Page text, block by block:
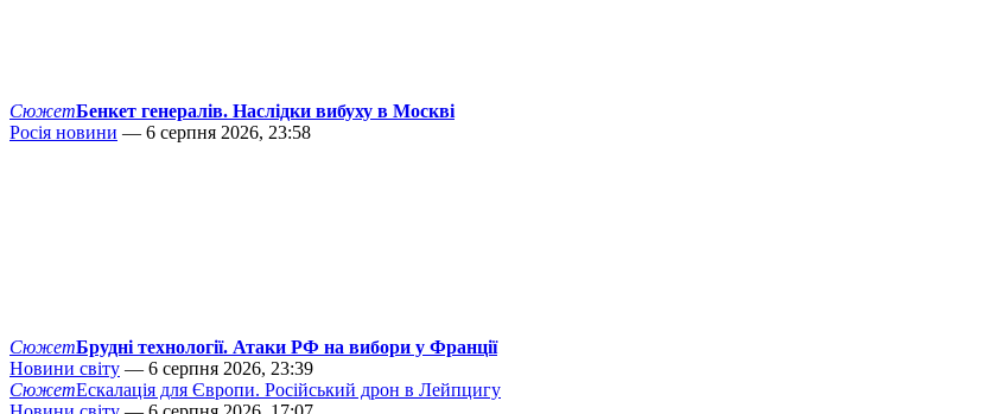
СюжетБенкет генералів. Наслідки вибуху в Москві
Росія новини — 6 серпня 2026, 23:58
СюжетБрудні технології. Атаки РФ на вибори у Франції
Новини світу — 6 серпня 2026, 23:39
СюжетЕскалація для Європи. Російський дрон в Лейпцигу